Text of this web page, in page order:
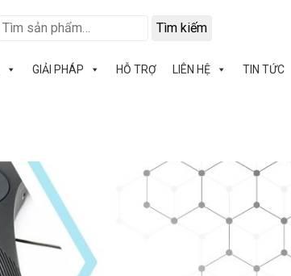
Tìm kiếm
GIẢI PHÁP HỖ TRỢ LIÊN HỆ TIN TỨC